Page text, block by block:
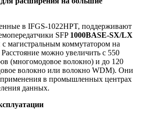
в IFGS-1022HPT, поддерживают
SFP 1000BASE-SX/LX
с магистральным коммутатором на
можно увеличить с 550
(многомодовое волокно) и до 120
волокно или волокно WDM). Они
применения в промышленных центрах
данных.